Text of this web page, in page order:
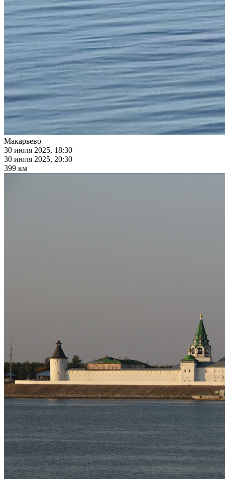
Макарьево
30 июля 2025, 18:30
30 июля 2025, 20:30
399 км